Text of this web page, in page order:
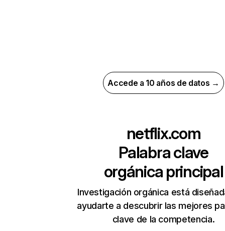
Accede a 10 años de datos →
netflix.com
Palabra clave
orgánica principal
Investigación orgánica está
ayudarte a descubrir las mejores
clave de la competencia.